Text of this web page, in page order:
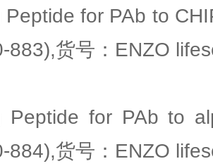
Peptide for PAb to
883),货号：ENZO
Peptide for PAb to
884),货号：ENZO